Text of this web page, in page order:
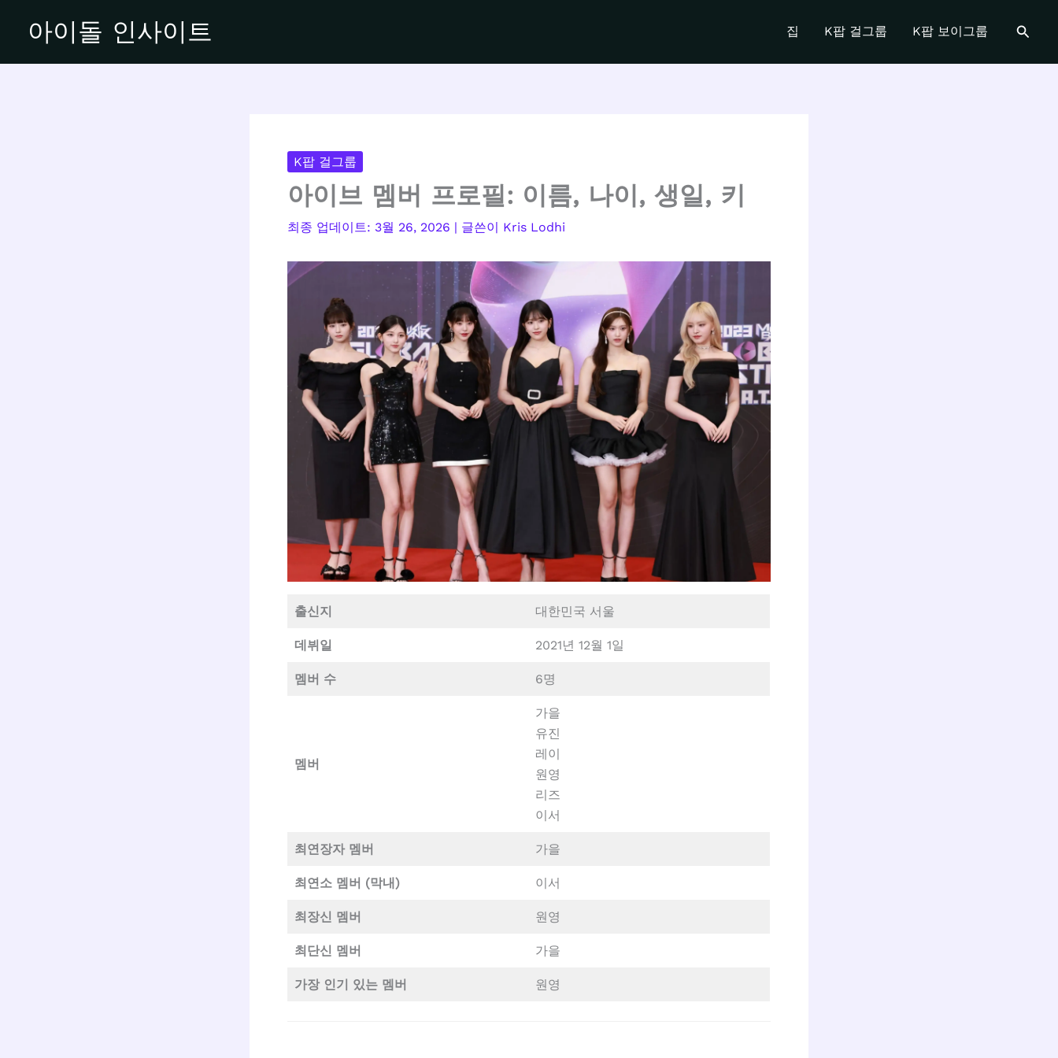
아이돌 인사이트 집 K팝 걸그룹 K팝 보이그룹
검
K팝 걸그룹
아이브 멤버 프로필: 이름, 나이, 생일, 키
3월 26, 2026 | 글쓴이 Kris Lodhi
출신지 대한민국 서울
데뷔일 2021년 12월 1일
멤버 수 6명
멤버
가을
유진
레이
원영
리즈
이서
최연장자 멤버 가을
최연소 멤버 (막내) 이서
최장신 멤버 원영
최단신 멤버 가을
가장 인기 있는 멤버 원영